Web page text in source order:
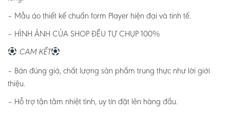
– Mẫu áo thiết kế chuẩn form Player hiện đại và tinh tế.
– HÌNH ẢNH CỦA SHOP ĐỀU TỰ CHỤP 100%
CAM KẾT
– Bán đúng giá, chất lượng sản phẩm trung thực như lời giới
thiệu.
– Hỗ trợ tận tâm nhiệt tình, uy tín đặt lên hàng đầu.